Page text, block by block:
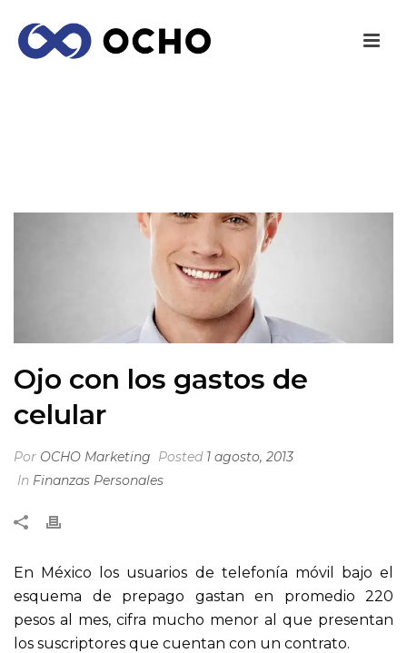
Ojo con los gastos de
celular
Por OCHO Marketing Posted 1 agosto, 2013
In Finanzas Personales
En México los usuarios de telefonía móvil bajo el
esquema de prepago gastan en promedio 220
pesos al mes, cifra mucho menor al que presentan
los suscriptores que cuentan con un contrato.